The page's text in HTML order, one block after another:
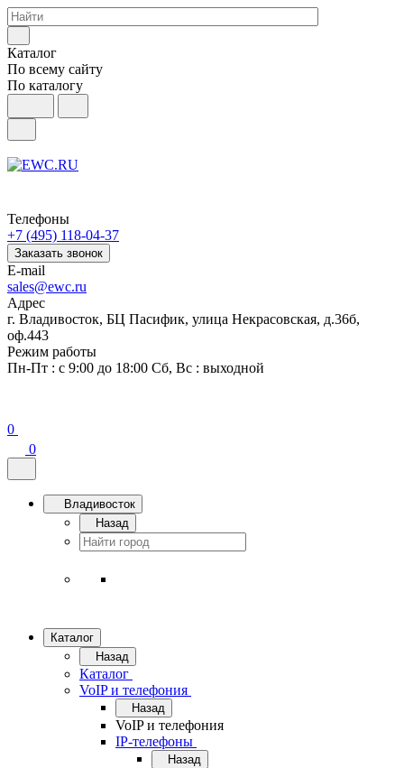
Каталог
По всему сайту
По каталогу
Телефоны
+7 (495) 118-04-37
Заказать звонок
E-mail
sales@ewc.ru
Адрес
г. Владивосток, БЦ Пасифик, улица Некрасовская, д.36б,
оф.443
Режим работы
Пн-Пт : с 9:00 до 18:00 Сб, Вс : выходной
0
0
Владивосток
Назад
Каталог
Назад
Каталог
VoIP и телефония
Назад
VoIP и телефония
IP-телефоны
Назад